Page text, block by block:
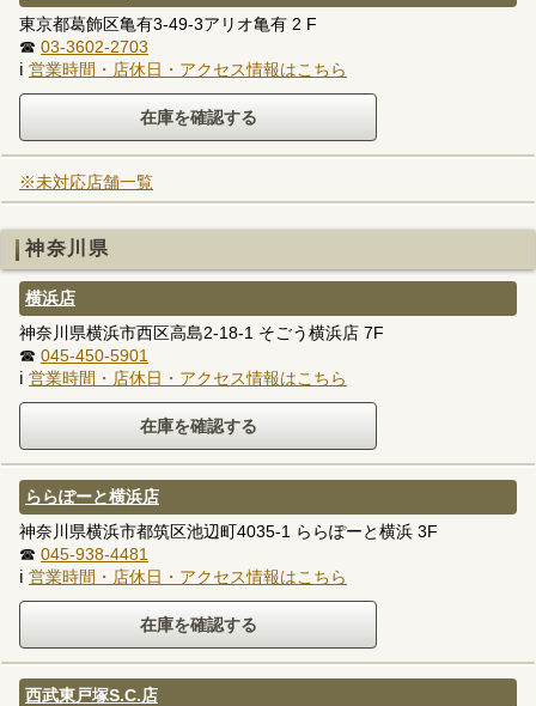
東京都葛飾区亀有3-49-3アリオ亀有 2 F
☎ 03-3602-2703
ℹ 営業時間・店休日・アクセス情報はこちら
※未対応店舗一覧
神奈川県
横浜店
神奈川県横浜市西区高島2-18-1 そごう横浜店 7F
☎ 045-450-5901
ℹ 営業時間・店休日・アクセス情報はこちら
ららぽーと横浜店
神奈川県横浜市都筑区池辺町4035-1 ららぽーと横浜 3F
☎ 045-938-4481
ℹ 営業時間・店休日・アクセス情報はこちら
西武東戸塚S.C.店